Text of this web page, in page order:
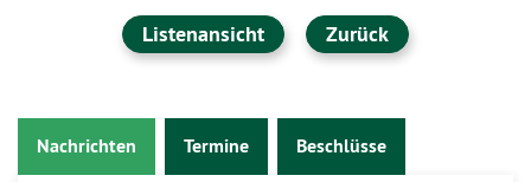
Listenansicht Zurück
Nachrichten Termine Beschlüsse